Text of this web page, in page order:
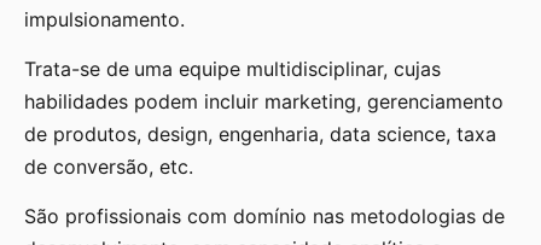
impulsionamento.
Trata-se de uma equipe multidisciplinar, cujas
habilidades podem incluir marketing, gerenciamento
de produtos, design, engenharia, data science, taxa
de conversão, etc.
São profissionais com domínio nas metodologias de